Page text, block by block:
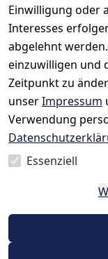
Einwilligung oder
Interesses
abgelehnt
einzuwilligen und
Zeitpunkt zu
unserImpressum
Verwendung
Essenziell
Rechtliches
AGB
Impressum
Datenschutze
rklärung
Widerrufsrec
ht